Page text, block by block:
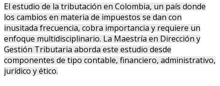
El estudio de la tributación en Colombia, un país donde
los cambios en materia de impuestos se dan con
inusitada frecuencia, cobra importancia y requiere un
enfoque multidisciplinario. La Maestría en Dirección y
Gestión Tributaria aborda este estudio desde
componentes de tipo contable, financiero, administrativo,
jurídico y ético.